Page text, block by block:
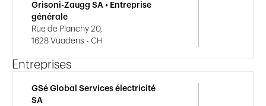
Grisoni-Zaugg SA • Entreprise
générale
Rue de Planchy 20,
1628 Vuadens - CH
Entreprises
GSé Global Services électricité
SA